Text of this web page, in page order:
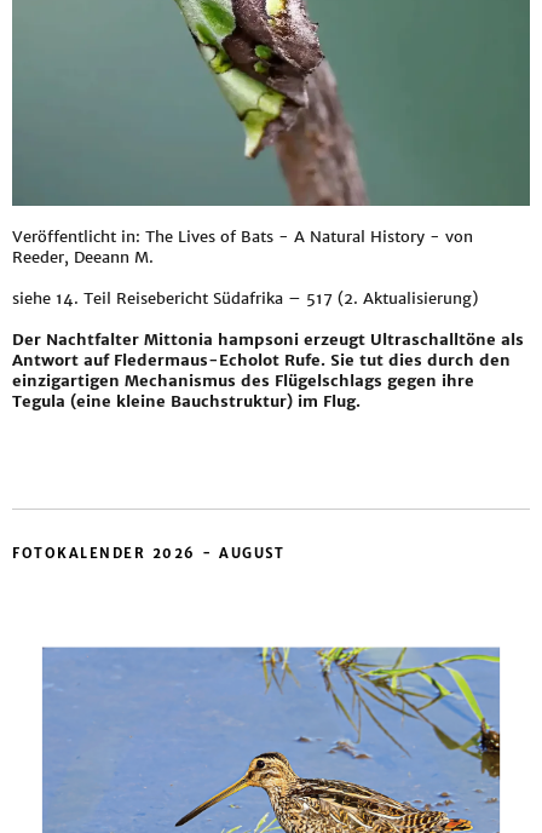
Veröffentlicht in: The Lives of Bats - A Natural History - von
Reeder, Deeann M.
siehe 14. Teil Reisebericht Südafrika – 517 (2. Aktualisierung)
Der Nachtfalter Mittonia hampsoni erzeugt Ultraschalltöne als
Antwort auf Fledermaus-Echolot Rufe. Sie tut dies durch den
einzigartigen Mechanismus des Flügelschlags gegen ihre
Tegula (eine kleine Bauchstruktur) im Flug.
FOTOKALENDER 2026 - AUGUST